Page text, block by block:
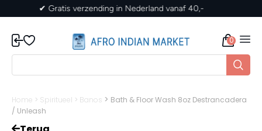
vanaf 40,- ✔ Gratis verzending in
0
Home > Spiritueel > Banos > Bath & Floor Wash 8oz Destrancadera
/ Unleash